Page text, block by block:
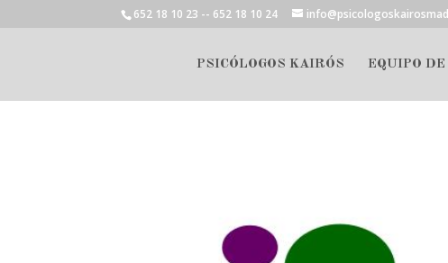
652 18 10 23 -- 652 18 10 24
PSICÓLOGOS KAIRÓS EQUIPO DE